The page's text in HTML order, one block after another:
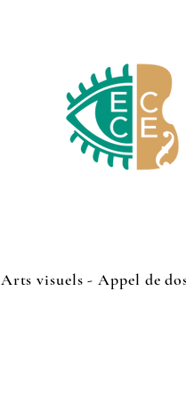
Arts visuels - Appel de